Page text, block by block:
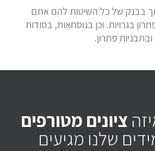
בבנק של כל השיטות להם אתם
בגרויות. וכן בנוסחאות, בסודות
פתרון.
ציונים מטורפים
שלנו מגיעים